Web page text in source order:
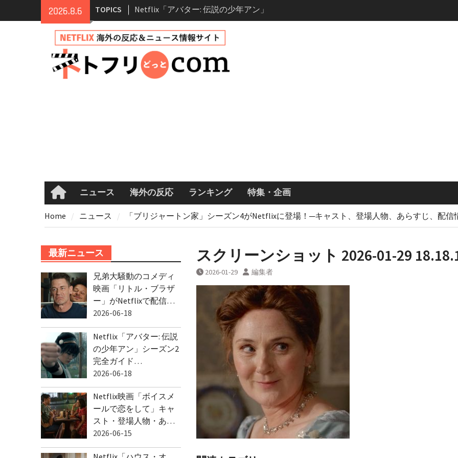
2026.8.6 TOPICS
Netflix「アバター: 伝説の少年アン」
シーズン2 完全ガイド｜キャスト・
登場人物・あらすじ・シーズン3最新
情報
Netflix映画「ボイスメールで恋をし
て」キャスト・登場人物・あらすじ
め
Homeニュース 海外の反応 ランキング 特集・企画
Home ニュース 「ブリジャートン家」シーズン4がNetflixに登場！─キャスト、登場人物、あらすじ、配信
スクリーンショット 2026-01-29
2026-01-29 編集者
最新ニュース
兄弟大騒動のコメディ
映画「リトル・ブラザ
ー」がNetflixで配信…
2026-06-18
Netflix「アバター: 伝説
の少年アン」シーズン2
完全ガイド…
2026-06-18
Netflix映画「ボイスメ
ールで恋をして」キャ
スト・登場人物・あ…
2026-06-15